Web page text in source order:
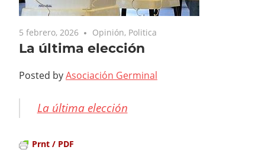
5 febrero, 2026 Opinión, Politica
La última elección
Posted byAsociación Germinal
La última elección
Prnt / PDF